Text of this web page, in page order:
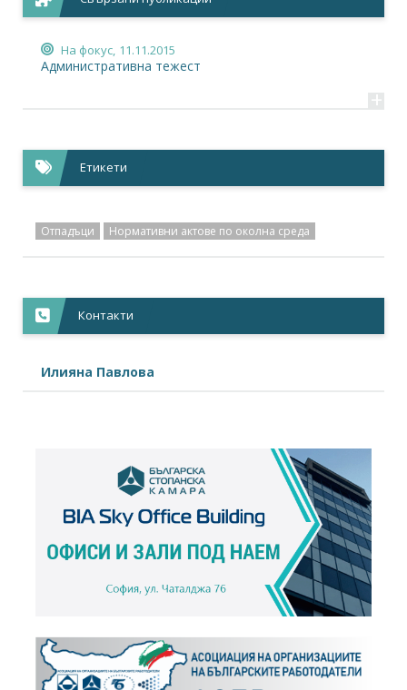
На фокус, 11.11.2015
Административна тежест
+
Етикети
Отпадъци Нормативни актове по околна среда
Контакти
Илияна Павлова